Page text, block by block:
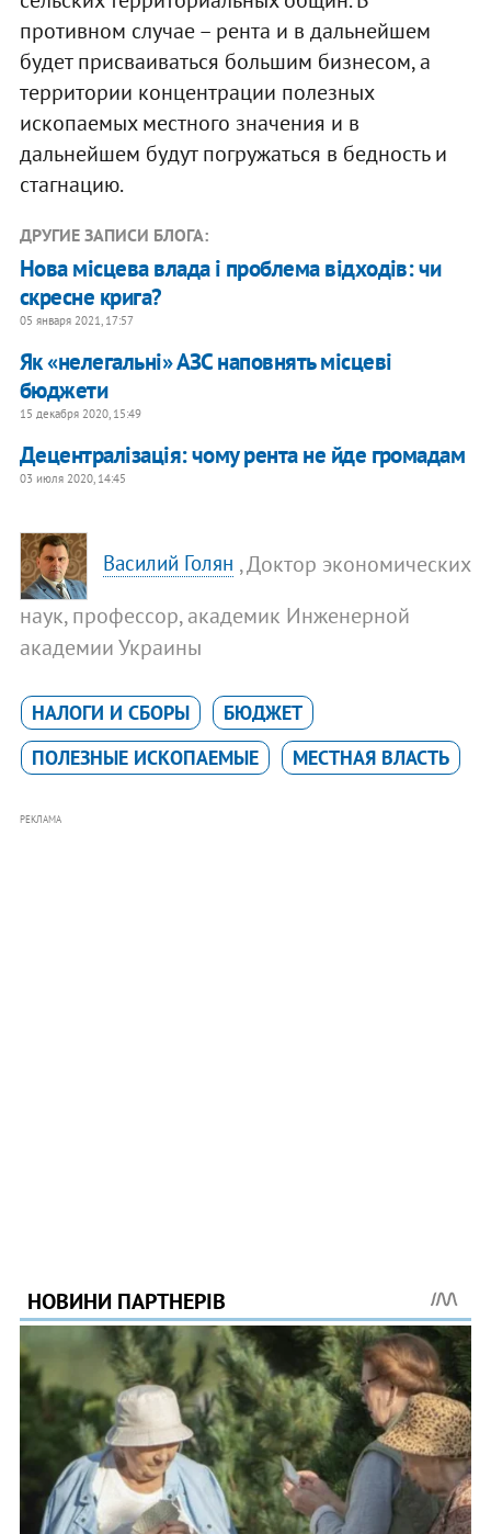
противном случае – рента и в дальнейшем
будет присваиваться большим бизнесом, а
территории концентрации полезных
ископаемых местного значения и в
дальнейшем будут погружаться в бедность и
стагнацию.
ДРУГИЕ ЗАПИСИ БЛОГА:
Нова місцева влада і проблема відходів: чи
скресне крига?
05 января 2021, 17:57
Як «нелегальні» АЗС наповнять місцеві
бюджети
15 декабря 2020, 15:49
Децентралізація: чому рента не йде громадам
03 июля 2020, 14:45
Василий Голян , Доктор экономических
наук, профессор, академик Инженерной
академии Украины
НАЛОГИ И СБОРЫ
БЮДЖЕТ
ПОЛЕЗНЫЕ ИСКОПАЕМЫЕ
МЕСТНАЯ ВЛАСТЬ
РЕКЛАМА